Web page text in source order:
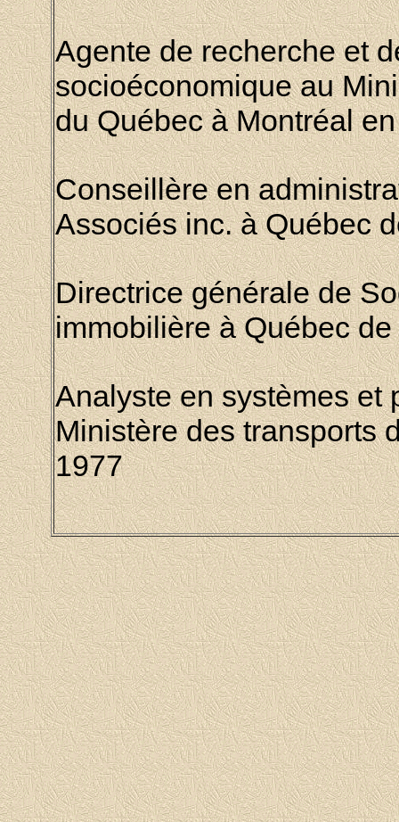
Agente de recherche et
socioéconomique au
du Québec à Montréal
Conseillère en
Associés inc. à Québec
Directrice générale de
immobilière à Québec
Analyste en systèmes et
Ministère des transports
1977